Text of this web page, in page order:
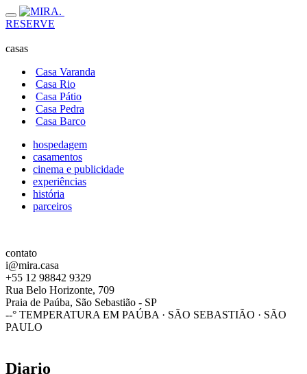
RESERVE
casas
Casa Varanda
Casa Rio
Casa Pátio
Casa Pedra
Casa Barco
hospedagem
casamentos
cinema e publicidade
experiências
história
parceiros
contato
i@mira.casa
+55 12 98842 9329
Rua Belo Horizonte, 709
Praia de Paúba, São Sebastião - SP
--° TEMPERATURA EM PAÚBA · SÃO SEBASTIÃO · SÃO
PAULO
Diario